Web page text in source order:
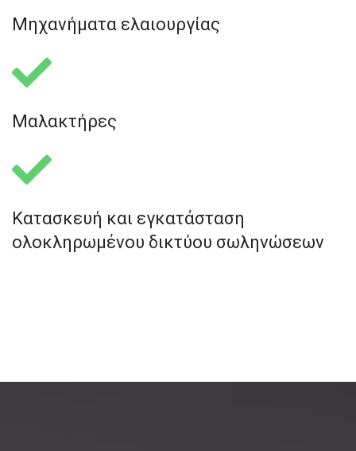
Μηχανήματα ελαιουργίας
Μαλακτήρες
Κατασκευή και εγκατάσταση
ολοκληρωμένου δικτύου σωληνώσεων